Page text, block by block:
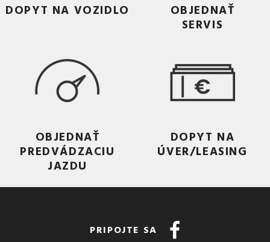
DOPYT NA VOZIDLO
OBJEDNAŤ
SERVIS
OBJEDNAŤ
PREDVÁDZACIU
JAZDU
DOPYT NA
ÚVER/LEASING
PRIPOJTE SA